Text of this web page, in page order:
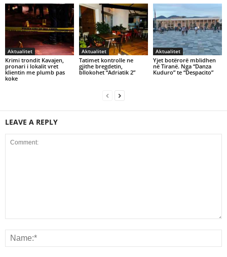
Aktualitet
Krimi trondit Kavajen,
pronari i lokalit vret
klientin me plumb pas
koke
Aktualitet
Tatimet kontrolle ne
gjithe bregdetin,
bllokohet “Adriatik 2”
Aktualitet
Yjet botërorë mblidhen
në Tiranë. Nga “Danza
Kuduro” te “Despacito”
LEAVE A REPLY